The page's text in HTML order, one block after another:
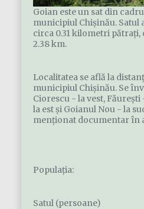
Goian este un sat din
municipiul Chișinău. Satul
circa 0.31 kilometri
2.38 km.
Localitatea se află la
municipiul Chișinău. Se
Ciorescu - la vest,
la est şi Goianul Nou - la
menționat documentar în
Populația:
Satul (persoane)